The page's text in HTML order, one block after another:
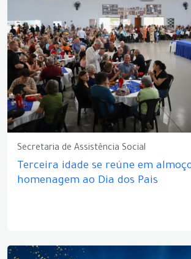
Secretaria de Assistência Social
Terceira idade se reúne em
homenagem ao Dia dos Pais